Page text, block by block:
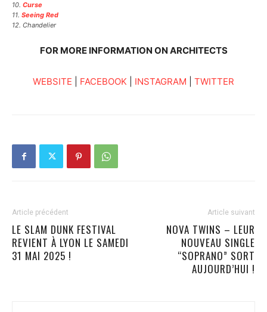
10. Curse
11. Seeing Red
12. Chandelier
FOR MORE INFORMATION ON ARCHITECTS
WEBSITE FACEBOOK INSTAGRAM TWITTER
Article précédent
LE SLAM DUNK FESTIVAL
REVIENT À LYON LE SAMEDI
31 MAI 2025 !
Article suivant
NOVA TWINS – LEUR
NOUVEAU SINGLE
“SOPRANO” SORT
AUJOURD’HUI !